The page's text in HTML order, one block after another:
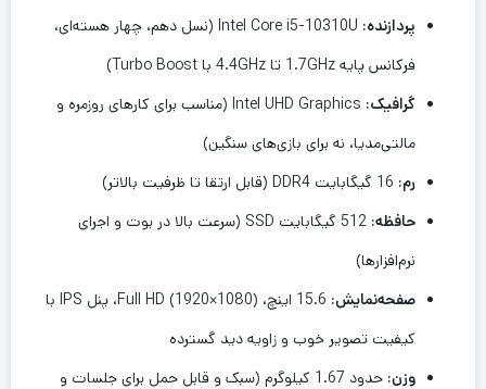
پردازنده:
Intel Core i5-10310U (نسل دهم، چهار هسته‌ای،
فرکانس پایه 1.7GHz تا 4.4GHz با Turbo Boost)
گرافیک:
Intel UHD Graphics (مناسب برای کارهای روزمره و
مالتی‌مدیا، نه برای بازی‌های سنگین)
رم:
حافظه:
512 گیگابایت SSD (سرعت بالا در بوت و اجرای
نرم‌افزارها)
صفحه‌نمایش:
15.6 اینچ، Full HD (1920×1080)، پنل IPS با
کیفیت تصویر خوب و زاویه دید گسترده
وزن:
حدود 1.67 کیلوگرم (سبک و قابل حمل برای جلسات و